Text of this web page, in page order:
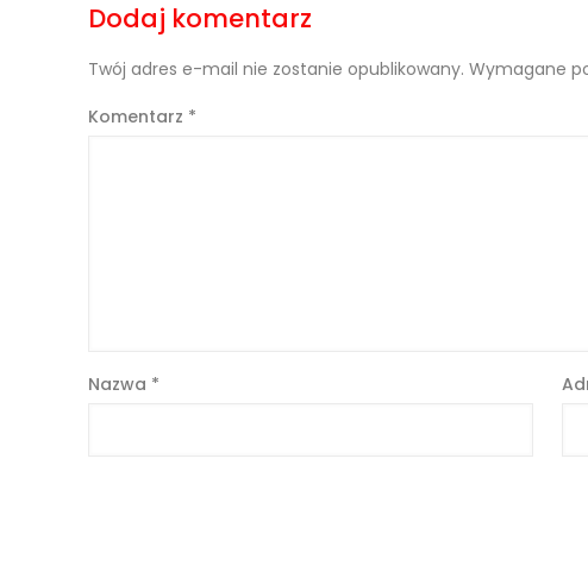
Dodaj komentarz
Twój adres e-mail nie zostanie opublikowany. Wymagane
Komentarz *
Nazwa *